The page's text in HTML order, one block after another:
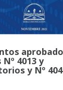
4013 y
y Nº